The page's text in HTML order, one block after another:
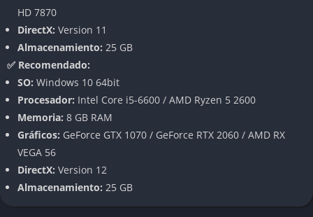
Enfrentarse a intensos tiroteos
Disfrutar de minijuegos casuales
Tomar decisiones que afectan el desarrollo de la historia
Cada situación requiere que los jugadores trabajen juntos, ya
sea distrayendo guardias, cubriendo los movimientos del
compañero o combinando habilidades para superar
obstáculos.
Pros y contras
HD 7870
DirectX: Version 11
Almacenamiento: 25 GB
✅ Recomendado:
SO: Windows 10 64bit
Procesador: Intel Core i5-6600 / AMD Ryzen 5 2600
Memoria: 8 GB RAM
Gráficos: GeForce GTX 1070 / GeForce RTX 2060 / AMD RX
VEGA 56
DirectX: Version 12
Almacenamiento: 25 GB